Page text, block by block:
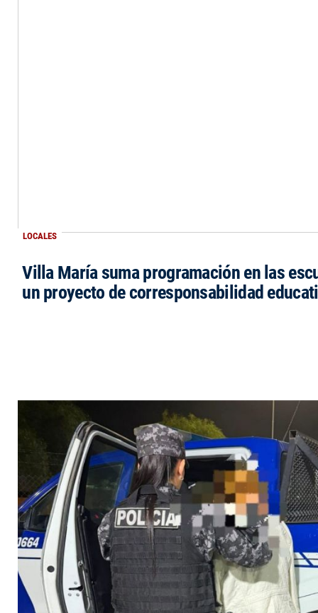
LOCALES
Villa María suma programación en las
un proyecto de corresponsabilidad